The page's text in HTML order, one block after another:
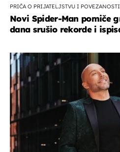
PRIČA O PRIJATELJSTVU I POVEZANOSTI
Novi Spider-Man pomiče
dana srušio rekorde i